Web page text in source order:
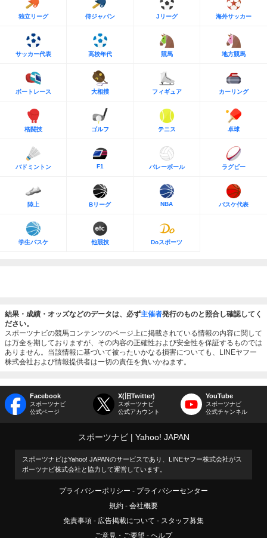
独立リーグ 侍ジャパン Jリーグ 海外サッカー
サッカー代表 高校年代 競馬 地方競馬
ボートレース 大相撲 フィギュア カーリング
格闘技 ゴルフ テニス 卓球
バドミントン F1 バレーボール ラグビー
陸上 Bリーグ NBA バスケ代表
学生バスケ 他競技 Doスポーツ
結果・成績・オッズなどのデータは、必ず主催者発行のものと照合し確認してく
ださい。
スポーツナビの競馬コンテンツのページ上に掲載されている情報の内容に関して
は万全を期しておりますが、その内容の正確性および安全性を保証するものでは
ありません。当該情報に基づいて被ったいかなる損害についても、LINEヤフー
株式会社および情報提供者は一切の責任を負いかねます。
Facebook
スポーツナビ
公式ページ
X(旧Twitter)
スポーツナビ
公式アカウント
YouTube
スポーツナビ
公式チャンネル
スポーツナビ Yahoo! JAPAN
スポーツナビはYahoo! JAPANのサービスであり、LINEヤフー株式会社がス
ポーツナビ株式会社と協力して運営しています。
プライバシーポリシー
プライバシーセンター
規約
会社概要
免責事項
広告掲載について
スタッフ募集
ご意見・ご要望
ヘルプ